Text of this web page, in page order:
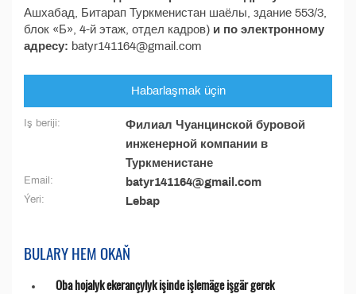
Ашхабад, Битарап Туркменистан шаёлы, здание 553/3,
блок «Б», 4-й этаж, отдел кадров) и по электронному
адресу: batyr141164@gmail.com
Habarlaşmak üçin
Iş beriji:
Филиал Чуанцинской буровой
инженерной компании в
Туркменистане
Email: batyr141164@gmail.com
Ýeri: Lebap
BULARY HEM OKAŇ
Oba hojalyk ekerançylyk işinde işlemäge işgär gerek